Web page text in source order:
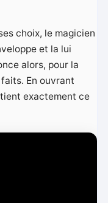
choix, le magicien
et la lui
alors, pour la
En ouvrant
exactement ce